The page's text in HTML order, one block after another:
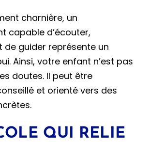
charnière, un
capable d’écouter,
de guider représente un
Ainsi, votre enfant n’est pas
doutes. Il peut être
et orienté vers des
QUI RELIE